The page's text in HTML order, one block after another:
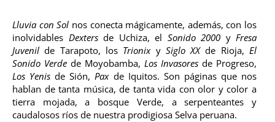
Lluvia con Sol nos conecta mágicamente, además, con los
inolvidables Dextersde Uchiza, el Sonido 2000 y Fresa
Juvenil de Tarapoto, los Trionixy Siglo XXde Rioja,El
Sonido Verde de Moyobamba, Los Invasores de Progreso,
Los Yenis de Sión,Paxde Iquitos. Son páginas que nos
hablan de tanta música, de tanta vida con olor y color a
tierra mojada, a bosque Verde, a serpenteantes y
caudalosos ríos de nuestra prodigiosa Selva peruana.